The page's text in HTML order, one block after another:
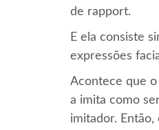
de rapport.
E ela consiste
expressões
Acontece que
a imita como
imitador.